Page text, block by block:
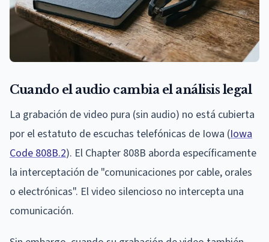
Cuando el audio cambia el análisis legal
La grabación de video pura (sin audio) no está cubierta
por el estatuto de escuchas telefónicas de Iowa (Iowa
Code 808B.2). El Chapter 808B aborda específicamente
la interceptación de "comunicaciones por cable, orales
o electrónicas". El video silencioso no intercepta una
comunicación.